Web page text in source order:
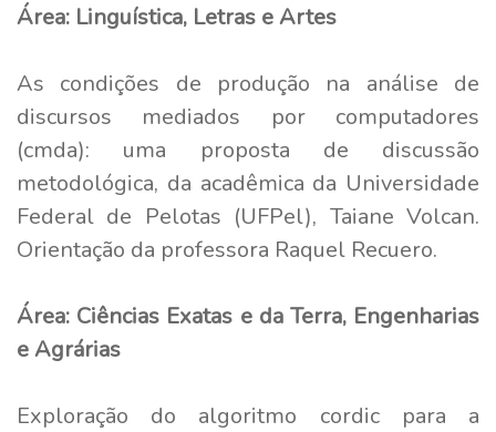
Área: Linguística, Letras e Artes
As condições de produção na análise de
discursos mediados por computadores
(cmda): uma proposta de discussão
metodológica, da acadêmica da Universidade
Federal de Pelotas (UFPel), Taiane Volcan.
Orientação da professora Raquel Recuero.
Área: Ciências Exatas e da Terra, Engenharias
e Agrárias
Exploração do algoritmo cordic para a